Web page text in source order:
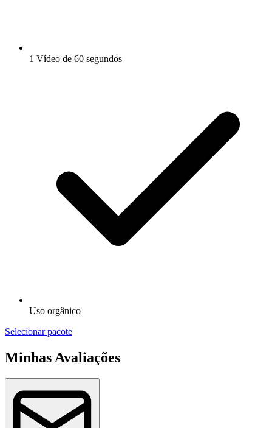
1 Vídeo de 60 segundos
Uso orgânico
Selecionar pacote
Minhas Avaliações